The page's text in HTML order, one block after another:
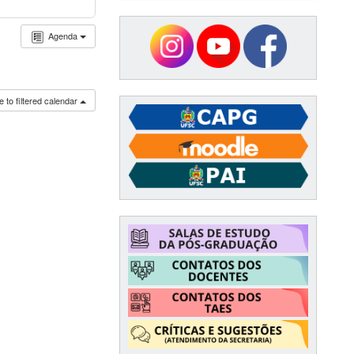
Agenda
to filtered calendar